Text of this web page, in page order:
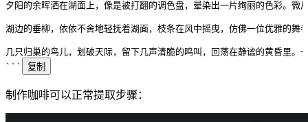
夕阳的余晖洒在湖面上，像是被打翻的调色盘，晕染出一片绚丽的色彩。
湖边的垂柳，依依不舍地轻抚着湖面，枝条在风中摇曳，仿佛一位优雅的
几只归巢的鸟儿，划破天际，留下几声清脆的鸣叫，回荡在静谧的黄昏里
```
复制
制作咖啡可以正常提取步骤：